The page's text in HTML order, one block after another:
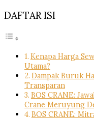
DAFTAR ISI
Kenapa Harga
Utama?
Dampak Buruk
Transparan
BOS CRANE:
Crane Meruyung
BOS CRANE: